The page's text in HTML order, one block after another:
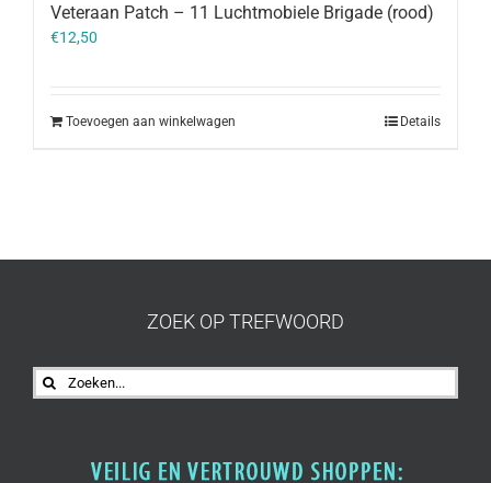
Veteraan Patch – 11 Luchtmobiele Brigade (rood)
€12,50
Toevoegen aan winkelwagen Details
ZOEK OP TREFWOORD
Zoeken
naar: